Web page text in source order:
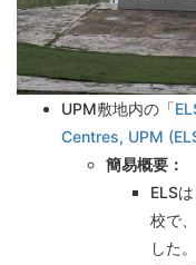
UPM敷地内の「
Centres, UPM
簡易概要：
ELSは
校で
した。